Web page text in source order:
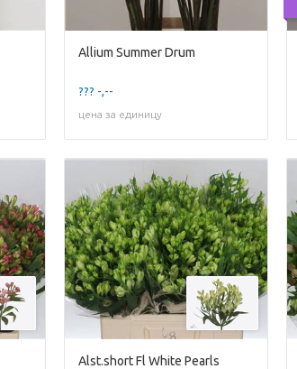
Allium Summer Drum
??? -,--
цена за единицу
Alst.short Fl White Pearls